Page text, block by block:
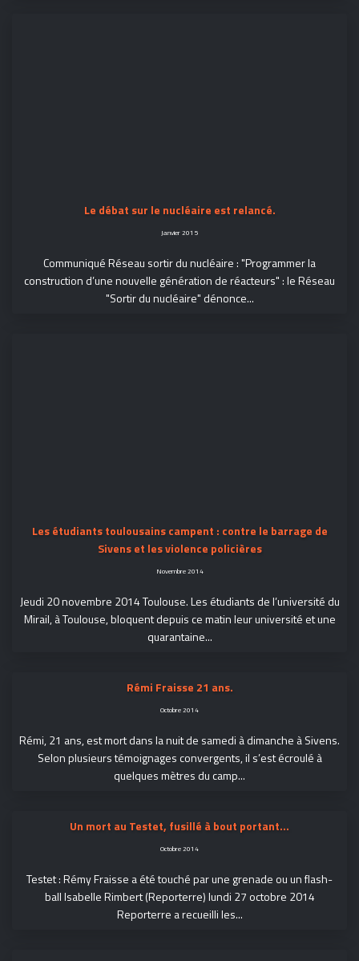
Le débat sur le nucléaire est relancé.
Janvier 2015
Communiqué Réseau sortir du nucléaire : "Programmer la
construction d’une nouvelle génération de réacteurs" : le Réseau
"Sortir du nucléaire" dénonce...
Les étudiants toulousains campent : contre le barrage de
Sivens et les violence policières
Novembre 2014
Jeudi 20 novembre 2014 Toulouse. Les étudiants de l’université du
Mirail, à Toulouse, bloquent depuis ce matin leur université et une
quarantaine...
Rémi Fraisse 21 ans.
Octobre 2014
Rémi, 21 ans, est mort dans la nuit de samedi à dimanche à Sivens.
Selon plusieurs témoignages convergents, il s’est écroulé à
quelques mètres du camp...
Un mort au Testet, fusillé à bout portant…
Octobre 2014
Testet : Rémy Fraisse a été touché par une grenade ou un flash-
ball Isabelle Rimbert (Reporterre) lundi 27 octobre 2014
Reporterre a recueilli les...